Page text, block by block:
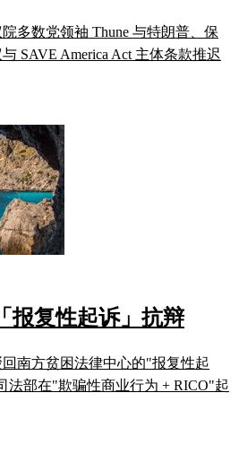
多数党领袖 Thune 与特朗普、保
SAVE America Act 主体条款推迟
报复性起诉」抗辩
南方贫困法律中心的"报复性起
法部在"欺骗性商业行为 + RICO"起